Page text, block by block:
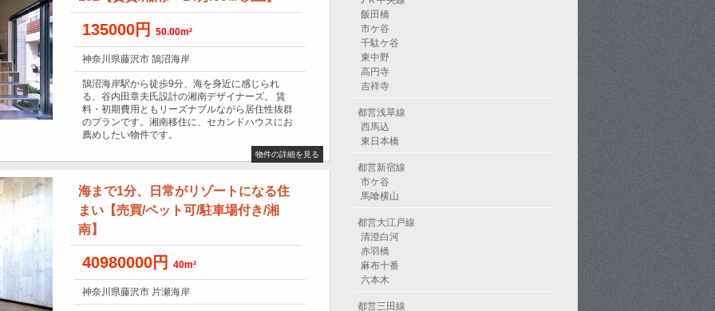
135000円 50.00m²
神奈川県藤沢市 鵠沼海岸
鵠沼海岸駅から徒歩9分、海を身近に感じられ
る、谷内田章夫氏設計の湘南デザイナーズ。 賃
料・初期費用ともリーズナブルながら居住性抜群
のプランです。湘南移住に、セカンドハウスにお
薦めしたい物件です。
物件の詳細を見る
海まで1分、日常がリゾートになる住
まい【売買/ペット可/駐車場付き/湘
南】
40980000円 40m²
神奈川県藤沢市 片瀬海岸
飯田橋
市ケ谷
千駄ケ谷
東中野
高円寺
吉祥寺
都営浅草線
西馬込
東日本橋
都営新宿線
市ケ谷
馬喰横山
都営大江戸線
清澄白河
赤羽橋
麻布十番
六本木
都営三田線